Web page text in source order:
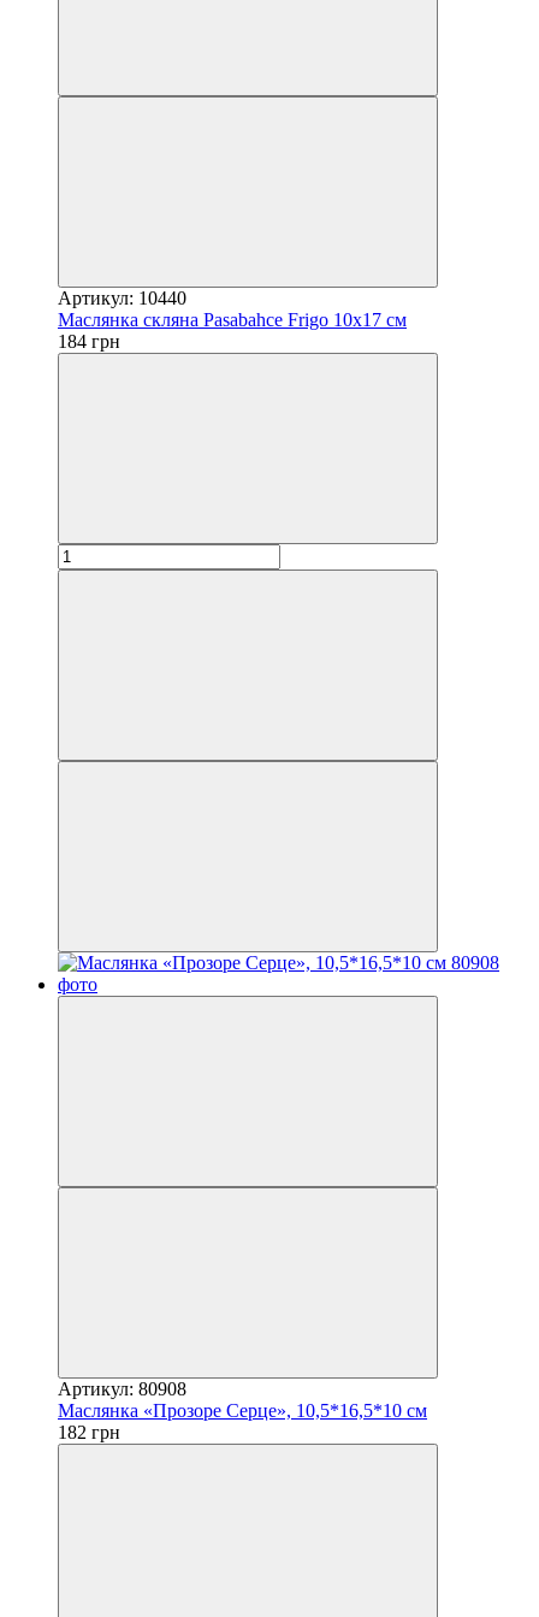
Артикул: 10440
Маслянка скляна Pasabahce Frigo 10х17 см
184 грн
Артикул: 80908
Маслянка «Прозоре Серце», 10,5*16,5*10 см
182 грн